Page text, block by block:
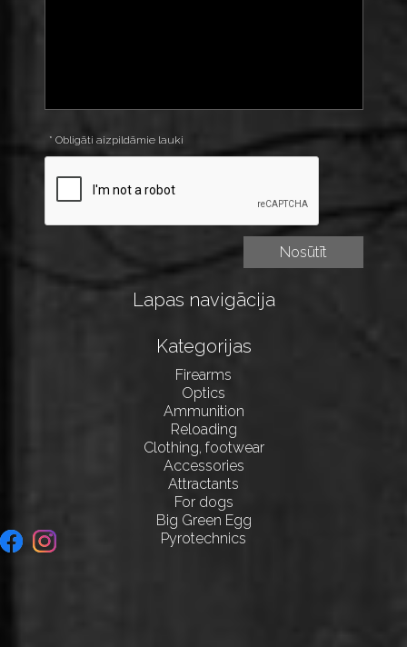
* Obligāti aizpildāmie lauki
Lapas navigācija
Kategorijas
Firearms
Optics
Ammunition
Reloading
Clothing, footwear
Accessories
Attractants
For dogs
Big Green Egg
Pyrotechnics